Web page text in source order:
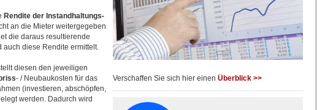
Rendite der Instandhaltungs-
an die Mieter weitergegeben
die daraus resultierende
diese Rendite ermittelt.
diesen den jeweiligen
- / Neubaukosten für das
(investieren, abschöpfen,
werden. Dadurch wird
Verschaffen Sie sich hier einen Überblick >>